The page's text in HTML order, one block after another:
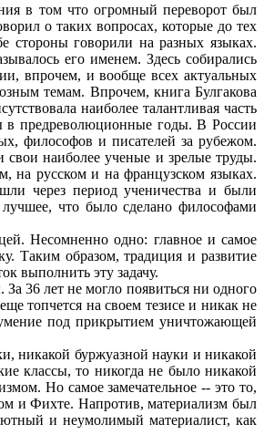
в том что огромный переворот был
о таких вопросах, которые до тех
стороны говорили на разных языках.
его именем. Здесь собирались
впрочем, и вообще всех актуальных
темам. Впрочем, книга Булгакова
наиболее талантливая часть
в предреволюционные годы. В России
философов и писателей за рубежом.
свои наиболее ученые и зрелые труды.
на русском и на французском языках.
через период ученичества и были
что было сделано философами
Несомненно одно: главное и самое
Таким образом, традиция и развитие
выполнить эту задачу.
36 лет не могло появиться ни одного
топчется на своем тезисе и никак не
умение под прикрытием уничтожающей
никакой буржуазной науки и никакой
классы, то никогда не было никакой
Но самое замечательное -- это то,
и Фихте. Напротив, материализм был
и неумолимый материалист, как